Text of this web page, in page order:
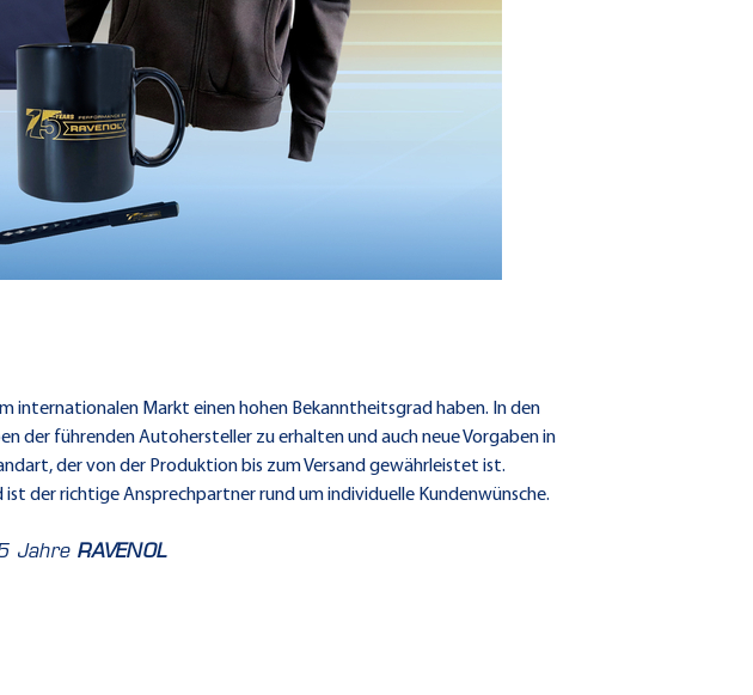
internationalen Markt einen hohen Bekanntheitsgrad haben. In den
der führenden Autohersteller zu erhalten und auch neue Vorgaben in
der von der Produktion bis zum Versand gewährleistet ist.
der richtige Ansprechpartner rund um individuelle Kundenwünsche.
Jahre RAVENOL